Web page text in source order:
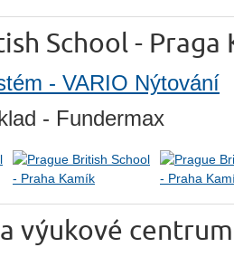
School - Praga
- VARIO Nýtování
- Fundermax
výukové